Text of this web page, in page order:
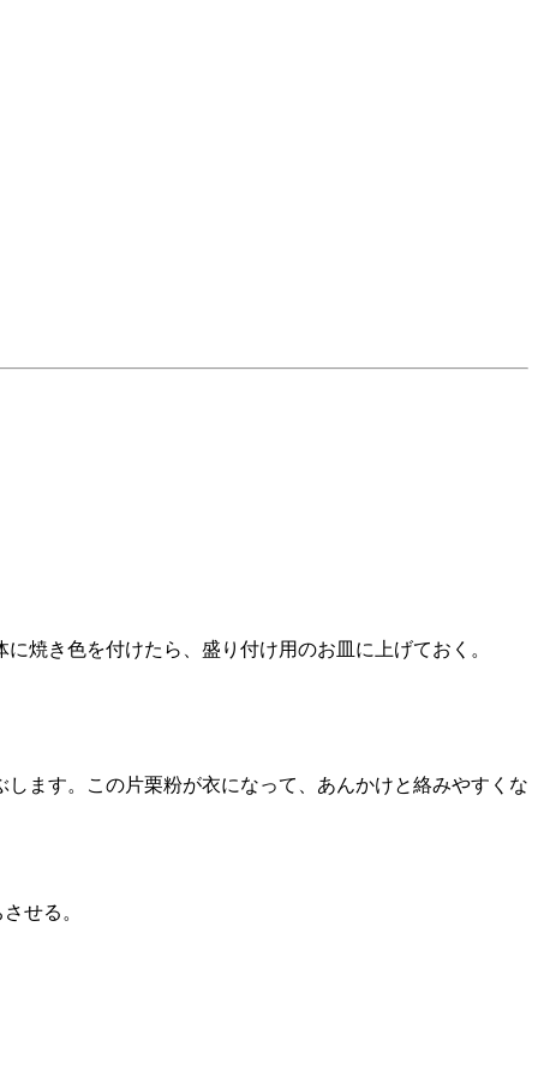
焼き色を付けたら、盛り付け用のお皿に上げておく。
ます。この片栗粉が衣になって、あんかけと絡みやすくな
せる。